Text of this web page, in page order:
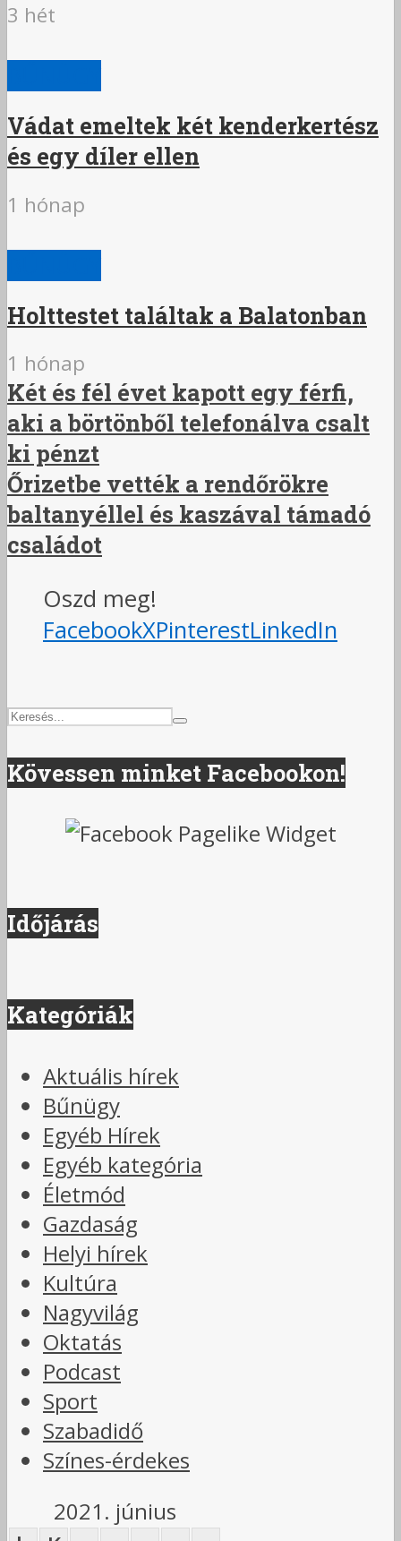
3 hét
Vádat emeltek két kenderkertész
és egy díler ellen
1 hónap
Holttestet találtak a Balatonban
1 hónap
Két és fél évet kapott egy férfi,
aki a börtönből telefonálva csalt
ki pénzt
Őrizetbe vették a rendőrökre
baltanyéllel és kaszával támadó
családot
Oszd meg!
FacebookXPinterestLinkedIn
Kövessen minket Facebookon!
Időjárás
Kategóriák
Aktuális hírek
Bűnügy
Egyéb Hírek
Egyéb kategória
Életmód
Gazdaság
Helyi hírek
Kultúra
Nagyvilág
Oktatás
Podcast
Sport
Szabadidő
Színes-érdekes
2021. június